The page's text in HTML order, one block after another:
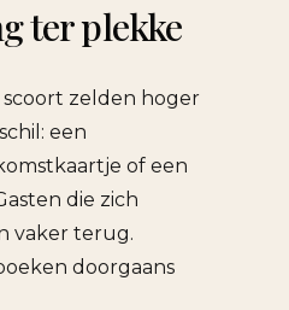
ter plekke
zelden hoger
een
of een
die zich
vaker terug.
doorgaans